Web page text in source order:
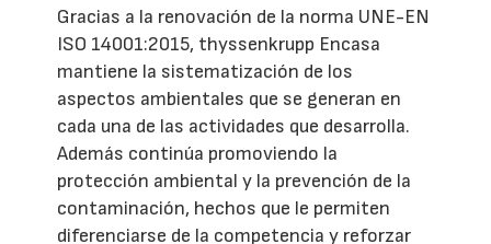
Gracias a la renovación de la norma UNE-EN
ISO 14001:2015, thyssenkrupp Encasa
mantiene la sistematización de los
aspectos ambientales que se generan en
cada una de las actividades que desarrolla.
Además continúa promoviendo la
protección ambiental y la prevención de la
contaminación, hechos que le permiten
diferenciarse de la competencia y reforzar